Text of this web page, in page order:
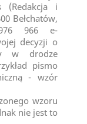
(Redakcja i
Bełchatów,
966 e-
decyzji o
w drodze
pismo
- wzór
wzoru
nie jest to